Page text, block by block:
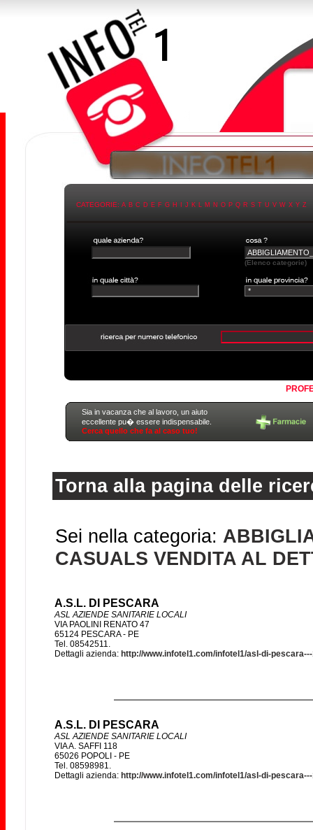
CATEGORIE: A B C D E F G H J K L M N O P Q R S T U V W X Y Z
(Elenco categorie)
Sia in vacanza che al lavoro, un aiuto
eccellente pu� essere indispensabile.
Cerca quello che fa al caso tuo!
Torna alla pagina delle
Sei nella categoria:
CASUALS VENDITA AL
A.S.L. DI PESCARA
ASL AZIENDE SANITARIE LOCALI
VIA PAOLINI RENATO 47
65124 PESCARA - PE
Tel. 08542511.
Dettagli azienda: http://www.infotel1.com/infotel1/asl-di-
A.S.L. DI PESCARA
ASL AZIENDE SANITARIE LOCALI
VIA A. SAFFI 118
65026 POPOLI - PE
Tel. 08598981.
Dettagli azienda: http://www.infotel1.com/infotel1/asl-di-